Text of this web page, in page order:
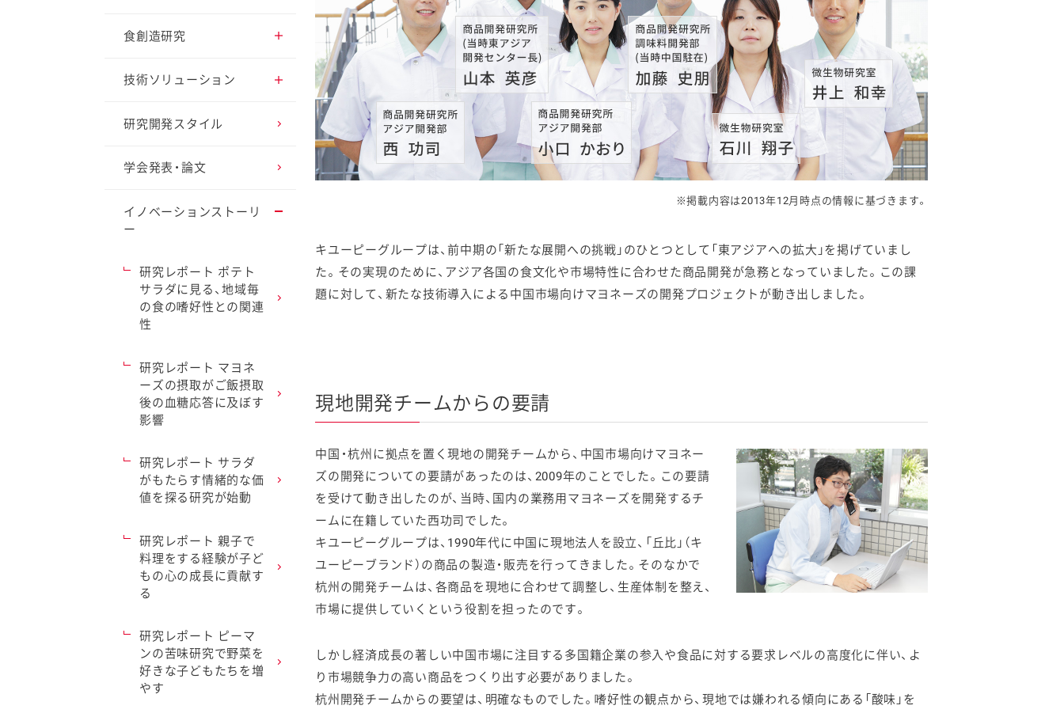
お客様相談室 業務用商品 病院・施設用商品
ファインケミカル
※掲載内容は2013年12月時点の情報に基づきます。
キユーピーグループは、前中期の「新たな展開への挑戦」のひとつとして「東アジアへの拡大」を掲げていまし
た。その実現のために、アジア各国の食文化や市場特性に合わせた商品開発が急務となっていました。この課
題に対して、新たな技術導入による中国市場向けマヨネーズの開発プロジェクトが動き出しました。
現地開発チームからの要請
中国・杭州に拠点を置く現地の開発チームから、中国市場向けマヨネー
ズの開発についての要請があったのは、2009年のことでした。この要請
を受けて動き出したのが、当時、国内の業務用マヨネーズを開発するチ
ームに在籍していた西功司でした。
キユーピーグループは、1990年代に中国に現地法人を設立、「丘比」（キ
ユーピーブランド）の商品の製造・販売を行ってきました。そのなかで
杭州の開発チームは、各商品を現地に合わせて調整し、生産体制を整え、
市場に提供していくという役割を担ったのです。
しかし経済成長の著しい中国市場に注目する多国籍企業の参入や食品に対する要求レベルの高度化に伴い、よ
り市場競争力の高い商品をつくり出す必要がありました。
杭州開発チームからの要望は、明確なものでした。嗜好性の観点から、現地では嫌われる傾向にある「酸味」を
康的な食生活を創造
アプローチ4 自分らし
援
で食の可能性を切り開
く
食創造研究
調理・調味料の研究
野菜の研究
卵の研究
ファインケミカルの研
世界のお客様のために
技術ソリューション
おいしさの研究
健康・栄養の研究
独自素材の研究
研究開発スタイル
学会発表・論文
イノベーションストーリ
ー
研究レポート ポテト
サラダに見る、地域毎
の食の嗜好性との関連
性
研究レポート マヨネ
ーズの摂取がご飯摂取
後の血糖応答に及ぼす
影響
研究レポート サラダ
がもたらす情緒的な価
値を探る研究が始動
研究レポート 親子で
料理をする経験が子ど
もの心の成長に貢献す
る
研究レポート ピーマ
ンの苦味研究で野菜を
好きな子どもたちを増
やす